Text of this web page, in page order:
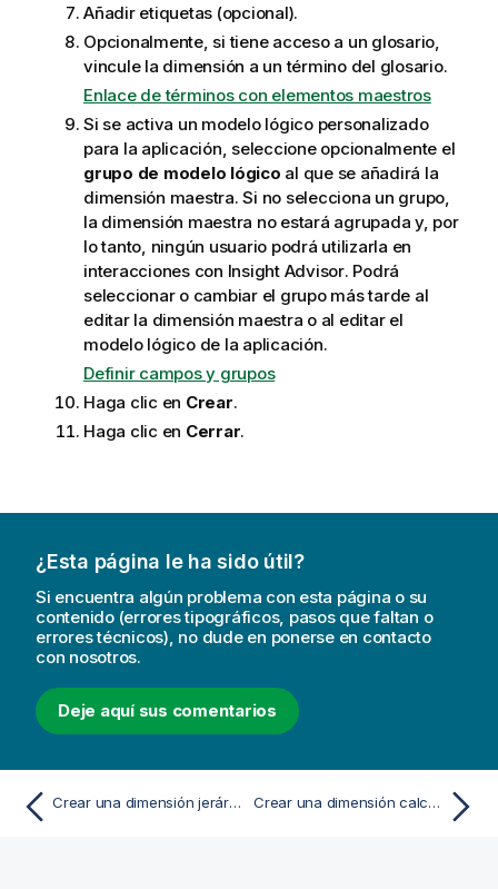
Añadir etiquetas (opcional).
Opcionalmente, si tiene acceso a un glosario,
vincule la dimensión a un término del glosario.
Enlace de términos con elementos maestros
Si se activa un modelo lógicopersonalizado
para la aplicación, seleccione opcionalmente el
grupo de modelo lógico al que se añadirá la
dimensión maestra. Si no selecciona un grupo,
la dimensión maestra no estará agrupada y, por
lo tanto, ningún usuario podrá utilizarla en
interacciones con Insight Advisor. Podrá
seleccionar o cambiar el grupo más tarde al
editar la dimensión maestra o al editar el
modelo lógico de la aplicación.
Definir campos y grupos
Haga clic en Crear.
Haga clic en Cerrar.
¿Esta página le ha sido útil?
Si encuentra algún problema con esta página o su
contenido (errores tipográficos, pasos que faltan o
errores técnicos), no dude en ponerse en contacto
con nosotros.
Deje aquí sus comentarios
Crear una dimensión jerárquica Crear una dimensión calculada